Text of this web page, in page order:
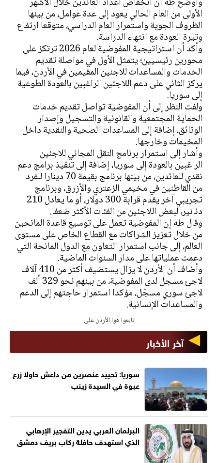
الأولى من العام الحالي يعود إلى عدة عوامل، من بينها
الظروف الجوية واستمرار العام الدراسي، متوقعا ارتفاع
وتيرة العودة مع انتهاء الدراسة.
وأكد أن استراتيجية المفوضية لعام 2026 ترتكز على
محورين رئيسيين؛ يتمثل الأول في مواصلة تقديم
الخدمات والمساعدات للاجئين المقيمين في الأردن، فيما
يركز الثاني على دعم اللاجئين الراغبين بالعودة الطوعية
إلى سوريا.
ولفت النظر إلى أن المفوضية تواصل تقديم خدمات
الحماية المجتمعية والقانونية والتسجيل وإصدار
الوثائق، إضافة إلى المساعدات الصحية والنقدية داخل
المخيمات وخارجها.
وأشار إلى استمرار برنامج النقل المجاني للاجئين
الراغبين بالعودة إلى سوريا، إضافة إلى تنفيذ برامج دعم
نقدي للعائدين، من بينها برنامج بقيمة 70 دينارا للفرد
من القاطنين في مخيمي الزعتري والأزرق، وبرنامج
تجريبي آخر يقدم قرابة 300 دولار، أو ما يعادل 210
دنانير، لبعض اللاجئين من الفئات الأكثر ضعفا.
وقال طه إن المفوضية تعمل على توسيع قاعدة المانحين
من خلال تعزيز الشراكات مع القطاع الخاص على مستوى
العالم، إلى جانب استمرار التعاون مع الدول المانحة التي
دعمت عملياتها على مدار السنوات الماضية.
وأضاف أن الأردن لا يزال يستضيف أكثر من 410 آلاف
لاجئ مسجل لدى المفوضية، من بينهم نحو 329 ألف
لاجئ سوري مسجّل، مؤكدا استمرار حاجتهم إلى الدعم
والمساعدات الإنسانية.
تابعوا هوا الأردن على
آخر الأخبار
سوريا: تحييد عنصرين من داعش حاولا زرع
عبوة في السيدة زينب
البرلمان العربي يدين التفجير الإرهابي
الذي استهدف حافلة ركاب بريف دمشق